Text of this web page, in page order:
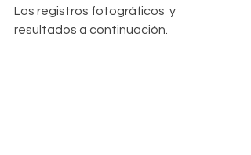
Los registros fotográficos  y
resultados a continuación.